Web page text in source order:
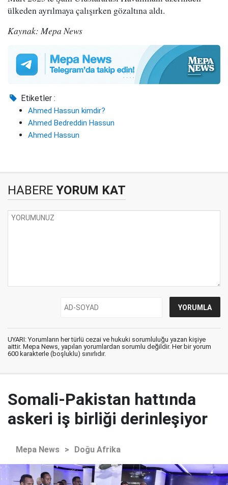
ülkeden ayrılmaya çalışırken gözaltına aldı.
Kaynak: Mepa News
Etiketler :
Ahmed Hassun kimdir?
Ahmed Bedreddin Hassun
Ahmed Hassun
HABERE YORUM KAT
UYARI: Yorumların her türlü cezai ve hukuki sorumluluğu yazan kişiye
aittir. Mepa News, yapılan yorumlardan sorumlu değildir. Her bir yorum
600 karakterle (boşluklu) sınırlıdır.
Somali-Pakistan hattında
askeri iş birliği derinleşiyor
Mepa News > Doğu Afrika